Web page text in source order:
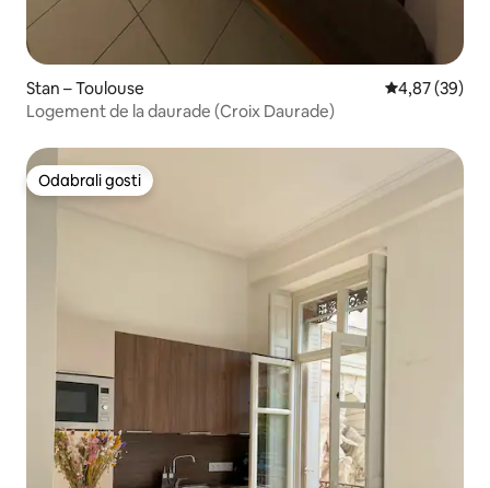
Stan – Toulouse Prosječna
4,87 (39)
Logement de la daurade (Croix Daurade)
Odabrali gosti
Odabrali gosti